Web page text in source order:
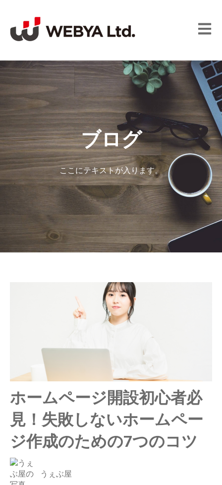
メイ
ブログ
ここにテキストが入ります。
ホームページ開設初心者必
見！失敗しないホームペー
ジ作成のための7つのコツ
うぇぶ屋